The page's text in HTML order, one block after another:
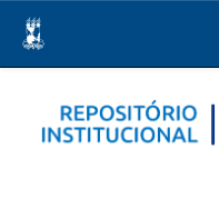
navigation